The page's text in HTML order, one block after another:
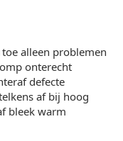
alleen problemen
onterecht
defecte
af bij hoog
bleek warm